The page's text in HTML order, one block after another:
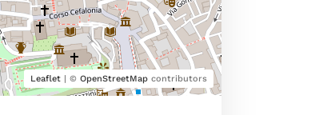
Leaflet| © OpenStreetMapcontributors